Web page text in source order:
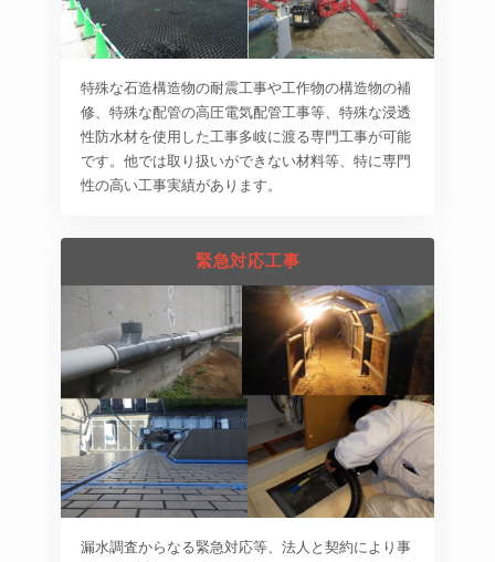
特殊な石造構造物の耐震工事や工作物の構造物の補
修、特殊な配管の高圧電気配管工事等、特殊な浸透
性防水材を使用した工事多岐に渡る専門工事が可能
です。他では取り扱いができない材料等、特に専門
性の高い工事実績があります。
緊急対応工事
漏水調査からなる緊急対応等、法人と契約により事